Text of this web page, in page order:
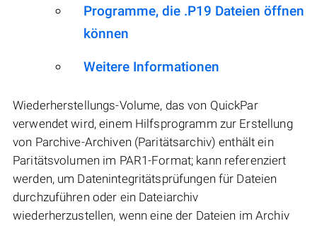
Programme, die .P19 Dateien öffnen
können
Weitere Informationen
Wiederherstellungs-Volume, das von QuickPar
verwendet wird, einem Hilfsprogramm zur Erstellung
von Parchive-Archiven (Paritätsarchiv) enthält ein
Paritätsvolumen im PAR1-Format; kann referenziert
werden, um Datenintegritätsprüfungen für Dateien
durchzuführen oder ein Dateiarchiv
wiederherzustellen, wenn eine der Dateien im Archiv